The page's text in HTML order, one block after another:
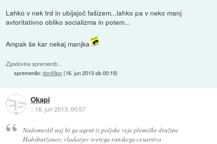
Lahko v nek trd in ubijajoč fašizem...lahko pa v neko manj
avtoritativno obliko socializma in potem...
Ampak še kar nekaj manjka
Zgodovina sprememb…
spremenilo:donfilipo(16. jun 2013 ob 00:19)
Okapi
:: 16. jun 2013, 00:57
Nadomestil naj bi ga agent iz poljske veje plemiške družine
Habsburžanov, vladarjev svetega rimskega cesarstva